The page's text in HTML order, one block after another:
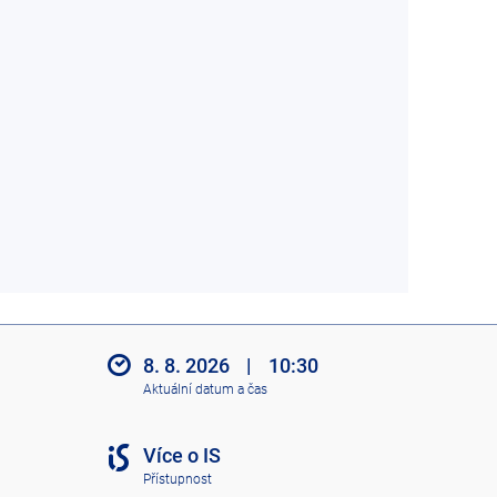
8. 8. 2026 | 10:30
Aktuální datum a čas
Více o IS
Přístupnost